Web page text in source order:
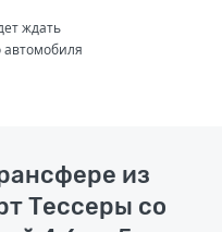
ждать
автомобиля
из
Тессеры со